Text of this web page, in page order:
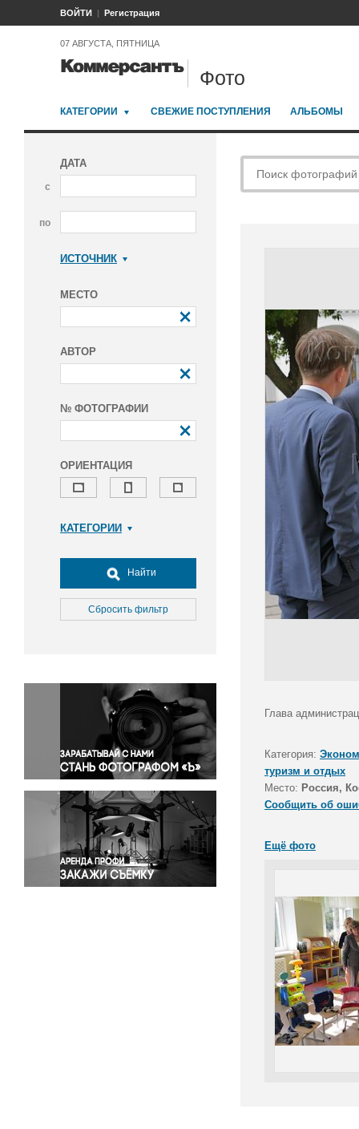
ВОЙТИ Регистрация
07 АВГУСТА, ПЯТНИЦА
Фото
КАТЕГОРИИ СВЕЖИЕ ПОСТУПЛЕНИЯ АЛЬБОМЫ
ДАТА
с
по
ИСТОЧНИК
МЕСТО
АВТОР
№ ФОТОГРАФИИ
ОРИЕНТАЦИЯ
КАТЕГОРИИ
Досуг, туризм и отдых
Культура
Медицина
Окружающая среда
Политика
Правосудие
Происшествия и конфликты
Религия
Светская жизнь
Спорт
Экология
Экономика и бизнес
Найти
Сбросить фильтр
Глава
Категория:
туризм и отдых
Место: Россия,
Сообщить об
Ещё фото